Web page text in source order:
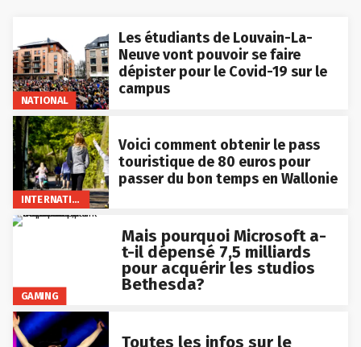
NATIONAL
Les étudiants de Louvain-La-
Neuve vont pouvoir se faire
dépister pour le Covid-19 sur le
campus
INTERNATIONAL
Voici comment obtenir le pass
touristique de 80 euros pour
passer du bon temps en Wallonie
GAMING
Mais pourquoi Microsoft a-
t-il dépensé 7,5 milliards
pour acquérir les studios
Bethesda?
Toutes les infos sur le